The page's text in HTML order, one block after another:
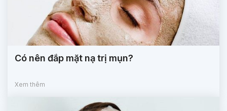
Có nên đắp mặt nạ trị mụn?
Xem thêm